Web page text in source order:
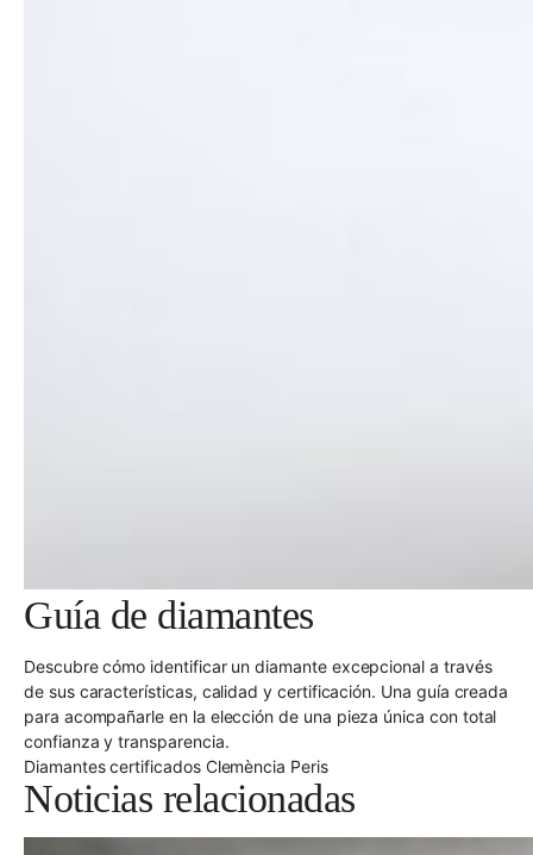
Guía de diamantes
Descubre cómo identificar un diamante excepcional a través
de sus características, calidad y certificación. Una guía creada
para acompañarle en la elección de una pieza única con total
confianza y transparencia.
Diamantes certificados Clemència Peris
Noticias relacionadas